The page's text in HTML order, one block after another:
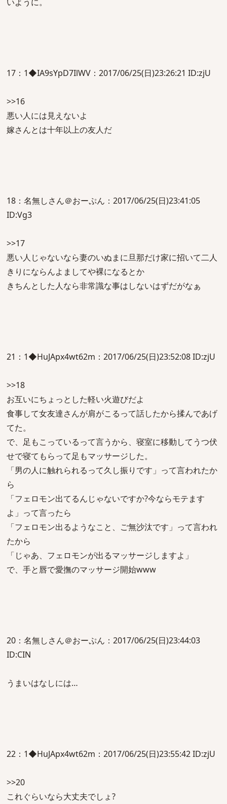
17：1◆IA9sYpD7IlWV：2017/06/25(日)23:26:21 ID:zjU
>>16
悪い人には見えないよ
嫁さんとは十年以上の友人だ
18：名無しさん＠おーぷん：2017/06/25(日)23:41:05
ID:Vg3
>>17
悪い人じゃないなら妻のいぬまに旦那だけ家に招いて二人
きりにならんよましてや裸になるとか
きちんとした人なら非常識な事はしないはずだがなぁ
21：1◆HuJApx4wt62m：2017/06/25(日)23:52:08 ID:zjU
>>18
お互いにちょっとした軽い火遊びだよ
食事して女友達さんが肩がこるって話したから揉んであげ
てた。
で、足もこっているって言うから、寝室に移動してうつ伏
せで寝てもらって足もマッサージした。
「男の人に触れられるって久し振りです」って言われたか
ら
「フェロモン出てるんじゃないですか?今ならモテます
よ」って言ったら
「フェロモン出るようなこと、ご無沙汰です」って言われ
たから
「じゃあ、フェロモンが出るマッサージしますよ」
で、手と唇で愛撫のマッサージ開始www
20：名無しさん＠おーぷん：2017/06/25(日)23:44:03
ID:CIN
うまいはなしには…
22：1◆HuJApx4wt62m：2017/06/25(日)23:55:42 ID:zjU
>>20
これぐらいなら大丈夫でしょ?